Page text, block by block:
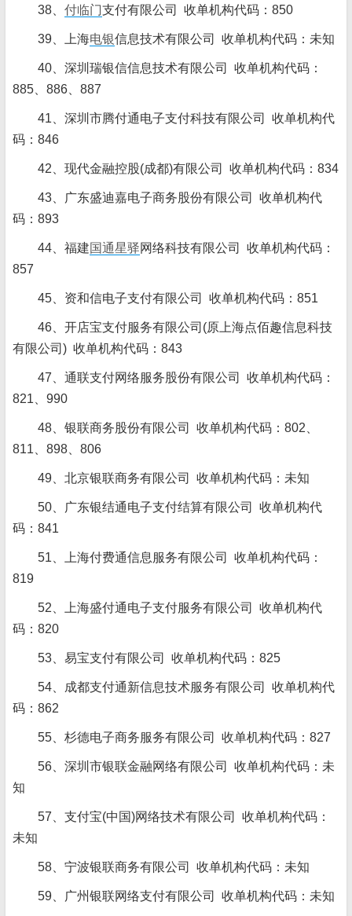
38、 付临门支付有限公司 收单机构代码：850
39、上海电银信息技术有限公司 收单机构代码：未知
40、深圳瑞银信信息技术有限公司 收单机构代码：
885、886、887
41、深圳市腾付通电子支付科技有限公司 收单机构代
码：846
42、现代金融控股(成都)有限公司 收单机构代码：834
43、广东盛迪嘉电子商务股份有限公司 收单机构代
码：893
44、福建国通星驿网络科技有限公司 收单机构代码：
857
45、资和信电子支付有限公司 收单机构代码：851
46、开店宝支付服务有限公司(原上海点佰趣信息科技
有限公司) 收单机构代码：843
47、通联支付网络服务股份有限公司 收单机构代码：
821、990
48、银联商务股份有限公司 收单机构代码：802、
811、898、806
49、北京银联商务有限公司 收单机构代码：未知
50、广东银结通电子支付结算有限公司 收单机构代
码：841
51、上海付费通信息服务有限公司 收单机构代码：
819
52、上海盛付通电子支付服务有限公司 收单机构代
码：820
53、易宝支付有限公司 收单机构代码：825
54、成都支付通新信息技术服务有限公司 收单机构代
码：862
55、杉德电子商务服务有限公司 收单机构代码：827
56、深圳市银联金融网络有限公司 收单机构代码：未
知
57、支付宝(中国)网络技术有限公司 收单机构代码：
未知
58、宁波银联商务有限公司 收单机构代码：未知
59、广州银联网络支付有限公司 收单机构代码：未知